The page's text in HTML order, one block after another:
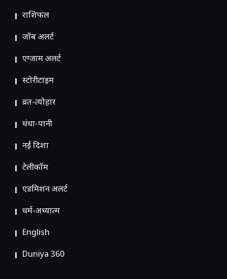
राशिफल
जॉब अलर्ट
एग्जाम अलर्ट
स्टोरीटाइम
व्रत-त्योहार
धंधा-पानी
नई दिशा
टेलीकॉम
ए​डमिशन अलर्ट
धर्म-अध्यात्म
English
Duniya 360